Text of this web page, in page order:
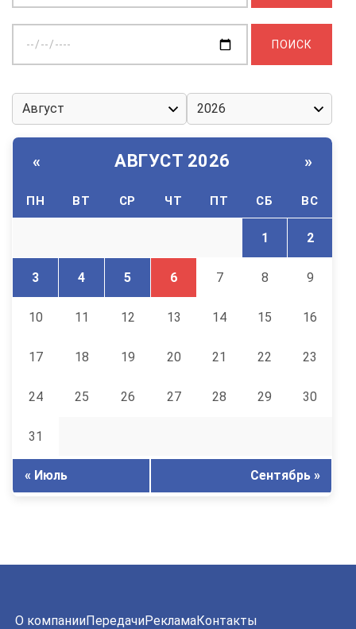
дату:
« АВГУСТ 2026 »
ПН ВТ СР ЧТ ПТ СБ ВС
1 2
3 4 5 6 7 8 9
10 11 12 13 14 15 16
17 18 19 20 21 22 23
24 25 26 27 28 29 30
31
« Июль Сентябрь »
О компанииПередачиРекламаКонтакты